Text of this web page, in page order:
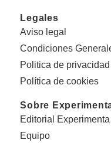
Legales
Aviso legal
Condiciones
Politica de privacidad
Política de cookies
Sobre
Editorial Experimenta
Equipo